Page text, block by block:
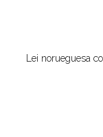
Lei norueguesa